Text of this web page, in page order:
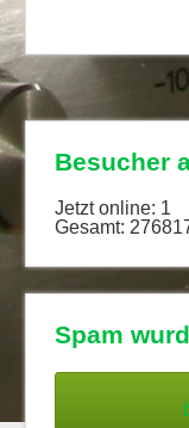
Besucher
Jetzt online: 1
Gesamt:
Spam